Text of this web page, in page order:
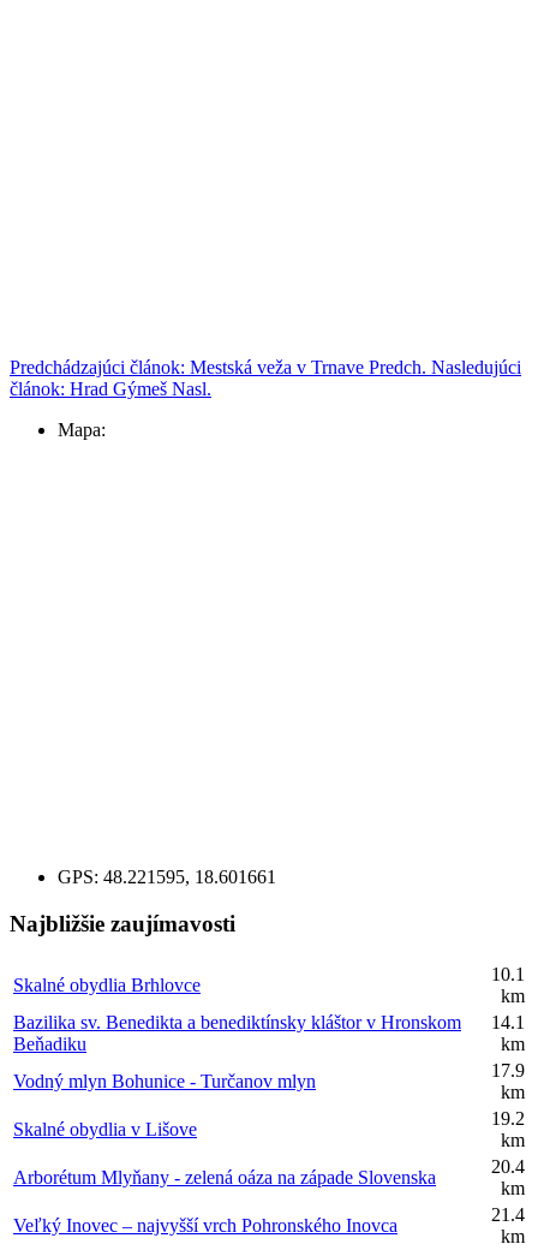
Predchádzajúci článok: Mestská veža v Trnave Predch. Nasledujúci
článok: Hrad Gýmeš Nasl.
Mapa:
GPS: 48.221595, 18.601661
Najbližšie zaujímavosti
Skalné obydlia Brhlovce
10.1
km
Bazilika sv. Benedikta a benediktínsky kláštor v Hronskom
Beňadiku
14.1
km
Vodný mlyn Bohunice - Turčanov mlyn
17.9
km
Skalné obydlia v Lišove
19.2
km
Arborétum Mlyňany - zelená oáza na západe Slovenska
20.4
km
Veľký Inovec – najvyšší vrch Pohronského Inovca
21.4
km